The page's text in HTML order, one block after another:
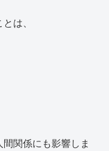
は、
関係にも影響しま